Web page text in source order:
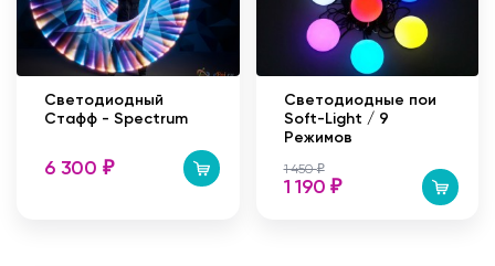
Светодиодный
Стафф - Spectrum
6 300 ₽
Светодиодные пои
Soft-Light / 9
Режимов
1 450₽
1 190₽